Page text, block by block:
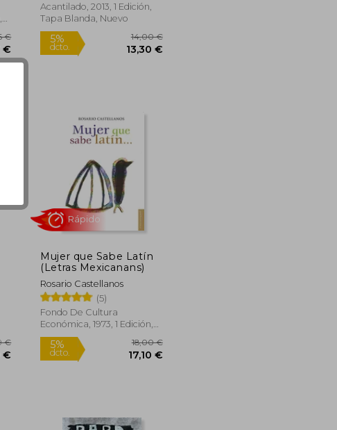
25,96 €
24,67 €
Acantilado, 2013, 1 Edición,
Tapa Blanda, Nuevo
5%
dcto.
Mujer que Sabe Latín
(Letras Mexicanans)
Rosario Castellanos
(5)
Fondo De Cultura
Económica, 1973, 1 Edición,
Tapa Blanda, Nuevo